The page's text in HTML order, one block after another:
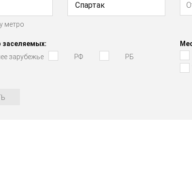
метро
Спартак
заселяемых:
зарубежье
РФ
РБ